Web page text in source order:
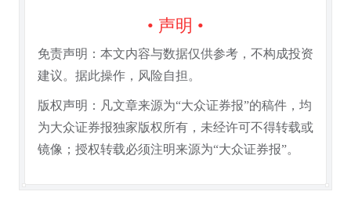
• 声明 •
免责声明：本文内容与数据仅供参考，不构成投资
建议。据此操作，风险自担。
版权声明：凡文章来源为“大众证券报”的稿件，均
为大众证券报独家版权所有，未经许可不得转载或
镜像；授权转载必须注明来源为“大众证券报”。